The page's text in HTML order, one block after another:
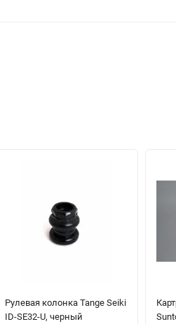
Рулевая колонка Tange Seiki
ID-SE32-U, черный